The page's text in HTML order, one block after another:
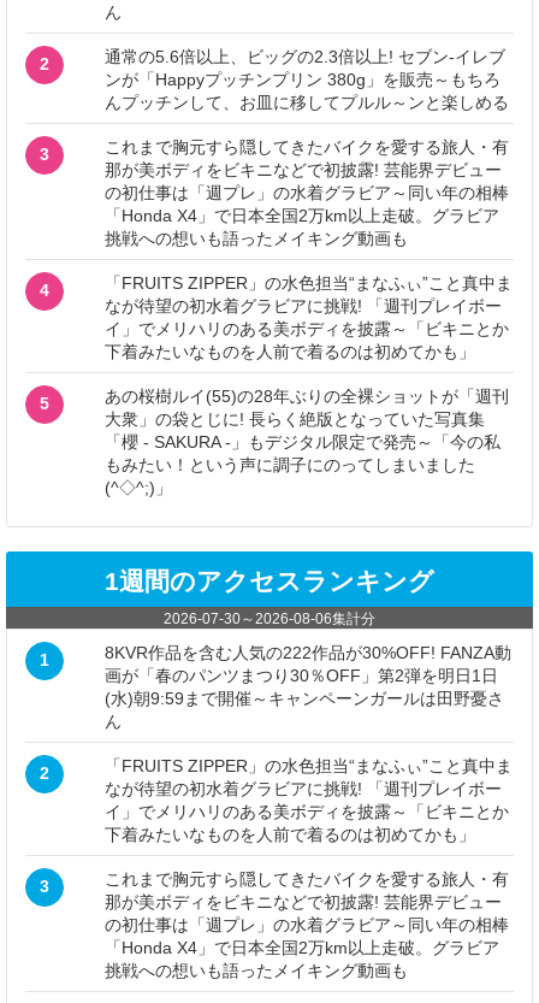
ん
2
通常の5.6倍以上、ビッグの2.3倍以上! セブン‐イレブ
ンが「Happyプッチンプリン 380g」を販売～もちろ
んプッチンして、お皿に移してプルル～ンと楽しめる
3
これまで胸元すら隠してきたバイクを愛する旅人・有
那が美ボディをビキニなどで初披露! 芸能界デビュー
の初仕事は「週プレ」の水着グラビア～同い年の相棒
「Honda X4」で日本全国2万km以上走破。グラビア
挑戦への想いも語ったメイキング動画も
4
「FRUITS ZIPPER」の水色担当“まなふぃ”こと真中ま
なが待望の初水着グラビアに挑戦! 「週刊プレイボー
イ」でメリハリのある美ボディを披露～「ビキニとか
下着みたいなものを人前で着るのは初めてかも」
5
あの桜樹ルイ(55)の28年ぶりの全裸ショットが「週刊
大衆」の袋とじに! 長らく絶版となっていた写真集
「櫻 - SAKURA -」もデジタル限定で発売～「今の私
もみたい！という声に調子にのってしまいました
(^◇^;)」
1週間のアクセスランキング
2026-07-30～ 2026-08-06集計分
1
8KVR作品を含む人気の222作品が30%OFF! FANZA動
画が「春のパンツまつり30％OFF」第2弾を明日1日
(水)朝9:59まで開催～キャンペーンガールは田野憂さ
ん
2
「FRUITS ZIPPER」の水色担当“まなふぃ”こと真中ま
なが待望の初水着グラビアに挑戦! 「週刊プレイボー
イ」でメリハリのある美ボディを披露～「ビキニとか
下着みたいなものを人前で着るのは初めてかも」
3
これまで胸元すら隠してきたバイクを愛する旅人・有
那が美ボディをビキニなどで初披露! 芸能界デビュー
の初仕事は「週プレ」の水着グラビア～同い年の相棒
「Honda X4」で日本全国2万km以上走破。グラビア
挑戦への想いも語ったメイキング動画も